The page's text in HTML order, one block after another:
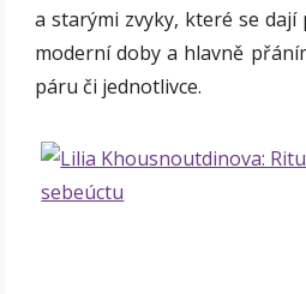
a starými zvyky, které se
moderní doby a hlavně
páru či jednotlivce.